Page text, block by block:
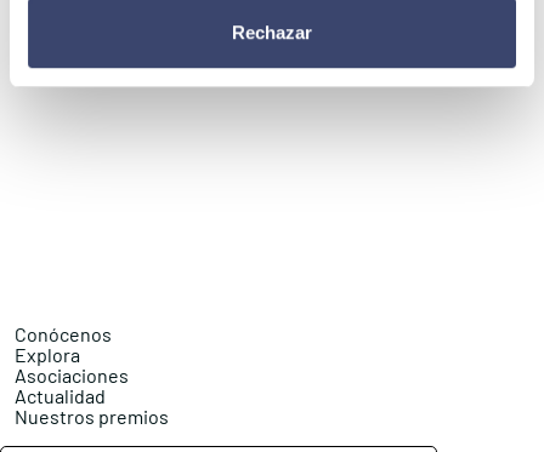
Rechazar
Conócenos
Explora
Asociaciones
Actualidad
Nuestros premios